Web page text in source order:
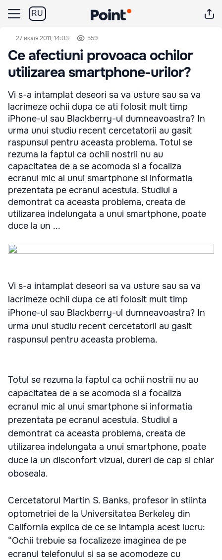
RU
27 июля 2011, 14:03 559
Ce afectiuni provoaca ochilor
utilizarea smartphone-urilor?
Vi s-a intamplat deseori sa va usture sau sa va
lacrimeze ochii dupa ce ati folosit mult timp
iPhone-ul sau Blackberry-ul dumneavoastra? In
urma unui studiu recent cercetatorii au gasit
raspunsul pentru aceasta problema. Totul se
rezuma la faptul ca ochii nostrii nu au
capacitatea de a se acomoda si a focaliza
ecranul mic al unui smartphone si informatia
prezentata pe ecranul acestuia. Studiul a
demontrat ca aceasta problema, creata de
utilizarea indelungata a unui smartphone, poate
duce la un ...
Vi s-a intamplat deseori sa va usture sau sa va
lacrimeze ochii dupa ce ati folosit mult timp
iPhone-ul sau Blackberry-ul dumneavoastra? In
urma unui studiu recent cercetatorii au gasit
raspunsul pentru aceasta problema.
Totul se rezuma la faptul ca ochii nostrii nu au
capacitatea de a se acomoda si a focaliza
ecranul mic al unui smartphone si informatia
prezentata pe ecranul acestuia. Studiul a
demontrat ca aceasta problema, creata de
utilizarea indelungata a unui smartphone, poate
duce la un disconfort vizual, dureri de cap si chiar
oboseala.
Cercetatorul Martin S. Banks, profesor in stiinta
optometriei de la Universitatea Berkeley din
California explica de ce se intampla acest lucru:
“Ochii trebuie sa focalizeze imaginea de pe
ecranul telefonului si sa se acomodeze cu